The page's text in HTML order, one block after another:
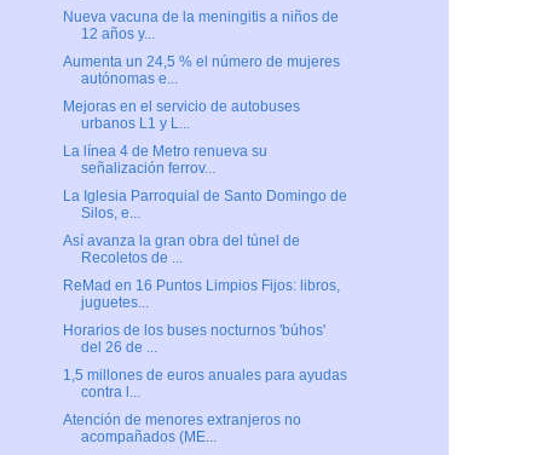
Nueva vacuna de la meningitis a niños de
12 años y...
Aumenta un 24,5 % el número de mujeres
autónomas e...
Mejoras en el servicio de autobuses
urbanos L1 y L...
La línea 4 de Metro renueva su
señalización ferrov...
La Iglesia Parroquial de Santo Domingo de
Silos, e...
Así avanza la gran obra del túnel de
Recoletos de ...
ReMad en 16 Puntos Limpios Fijos: libros,
juguetes...
Horarios de los buses nocturnos 'búhos'
del 26 de ...
1,5 millones de euros anuales para ayudas
contra l...
Atención de menores extranjeros no
acompañados (ME...